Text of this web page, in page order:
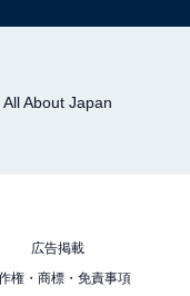
All About Japan
広告掲載
権・商標・免責事項